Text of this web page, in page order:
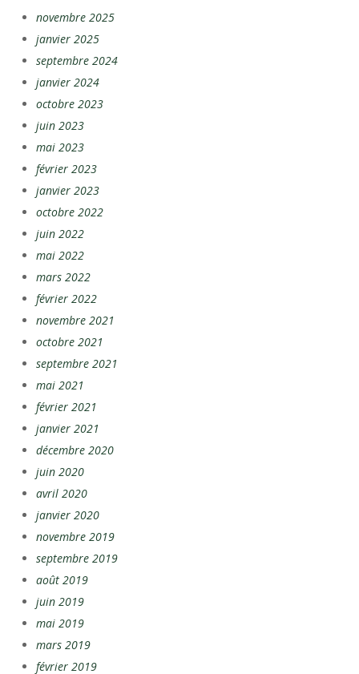
novembre 2025
janvier 2025
septembre 2024
janvier 2024
octobre 2023
juin 2023
mai 2023
février 2023
janvier 2023
octobre 2022
juin 2022
mai 2022
mars 2022
février 2022
novembre 2021
octobre 2021
septembre 2021
mai 2021
février 2021
janvier 2021
décembre 2020
juin 2020
avril 2020
janvier 2020
novembre 2019
septembre 2019
août 2019
juin 2019
mai 2019
mars 2019
février 2019